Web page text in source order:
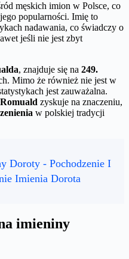
męskich imion w Polsce, co
popularności. Imię to
nadawania, co świadczy o
jeśli nie jest zbyt
, znajduje się na 249.
Mimo że również nie jest w
jest zauważalna.
Romuald zyskuje na znaczeniu,
w polskiej tradycji
Doroty - Pochodzenie I
Imienia Dorota
imieniny